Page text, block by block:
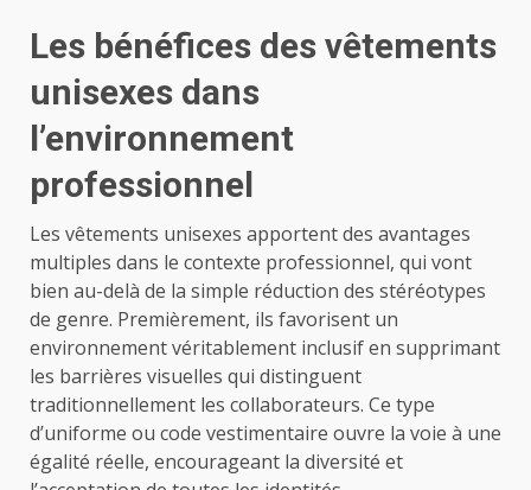
Les bénéfices des vêtements
unisexes dans
l’environnement
professionnel
Les vêtements unisexes apportent des avantages
multiples dans le contexte professionnel, qui vont
bien au-delà de la simple réduction des stéréotypes
de genre. Premièrement, ils favorisent un
environnement véritablement inclusif en supprimant
les barrières visuelles qui distinguent
traditionnellement les collaborateurs. Ce type
d’uniforme ou code vestimentaire ouvre la voie à une
égalité réelle, encourageant la diversité et